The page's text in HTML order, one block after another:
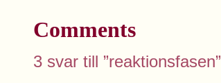
Comments
3 svar till ”reaktionsfasen”